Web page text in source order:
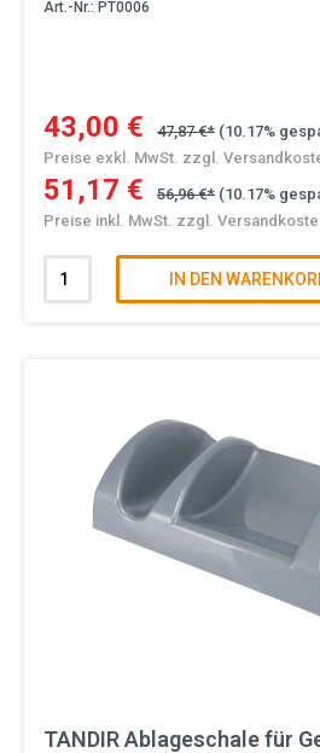
Art.-Nr.: PT0006
43,00 € 47,87 €* (10.17%
Preise exkl. MwSt. zzgl.
51,17 € 56,96 €* (10.17%
Preise inkl. MwSt. zzgl.
IN DEN
TANDIR Ablageschale für